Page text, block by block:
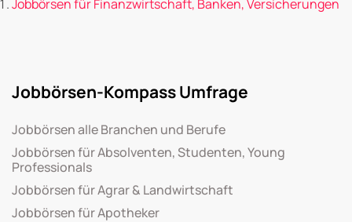
Jobbörsen für Finanzwirtschaft, Banken, Versicherungen
Jobbörsen-Kompass Umfrage
Jobbörsen alle Branchen und Berufe
Jobbörsen für Absolventen, Studenten, Young
Professionals
Jobbörsen für Agrar & Landwirtschaft
Jobbörsen für Apotheker